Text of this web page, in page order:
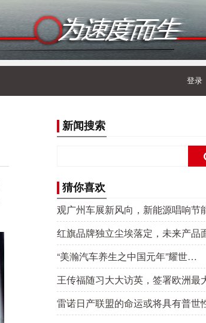
登录
新闻搜索
猜你喜欢
观广州车展新风向，新能源唱响
红旗品牌独立尘埃落定，未来产
“美瀚汽车养生之中国元年”耀世…
王传福随习大大访英，签署欧洲
雷诺日产联盟的命运或将具有普世